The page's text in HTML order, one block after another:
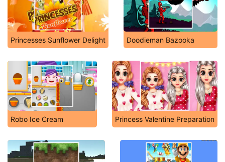
Princesses Sunflower Delight Doodieman Bazooka
Robo Ice Cream Princess Valentine Preparation